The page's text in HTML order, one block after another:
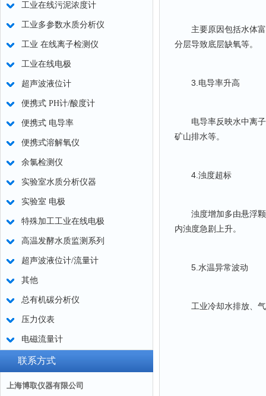
工业在线污泥浓度计
工业多参数水质分析仪
工业 在线离子检测仪
工业在线电极
超声波液位计
便携式 PH计/酸度计
便携式 电导率
便携式溶解氧仪
余氯检测仪
实验室水质分析仪器
实验室 电极
特殊加工工业在线电极
高温发酵水质监测系列
超声波液位计/流量计
其他
总有机碳分析仪
压力仪表
电磁流量计
联系方式
上海博取仪器有限公司
主要原因包括水体富
分层导致底层缺氧等。
3.电导率升高
电导率反映水中离子
矿山排水等。
4.浊度超标
浊度增加多由悬浮颗
内浊度急剧上升。
5.水温异常波动
工业冷却水排放、气